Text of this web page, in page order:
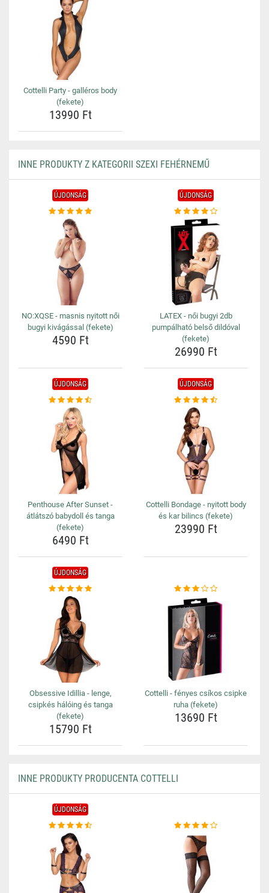
Cottelli Party - galléros body
(fekete)
13990 Ft
INNE PRODUKTY Z KATEGORII SZEXI FEHÉRNEMŰ
ÚJDONSÁG
NO:XQSE - masnis nyitott női
bugyi kivágással (fekete)
4590 Ft
ÚJDONSÁG
LATEX - női bugyi 2db
pumpálható belső dildóval
(fekete)
26990 Ft
ÚJDONSÁG
Penthouse After Sunset -
átlátszó babydoll és tanga
(fekete)
6490 Ft
ÚJDONSÁG
Cottelli Bondage - nyitott body
és kar bilincs (fekete)
23990 Ft
ÚJDONSÁG
Obsessive Idillia - lenge,
csipkés hálóing és tanga
(fekete)
15790 Ft
Cottelli - fényes csíkos csipke
ruha (fekete)
13690 Ft
INNE PRODUKTY PRODUCENTA COTTELLI
ÚJDONSÁG